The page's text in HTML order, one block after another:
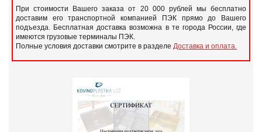
При стоимости Вашего заказа от 20 000 рублей мы бесплатно
доставим его транспортной компанией ПЭК прямо до Вашего
подъезда. Бесплатная доставка возможна в те города России, где
имеются грузовые терминалы ПЭК.
Полные условия доставки смотрите в разделе Доставка и оплата.